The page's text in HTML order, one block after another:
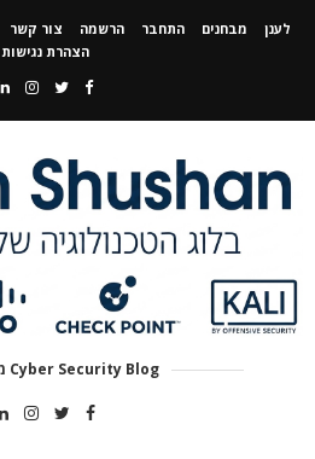
לענן מבחנים התחבר הרשמה צור קשר
הצהרת נגישות
Cyber Security Blog משנת 2013